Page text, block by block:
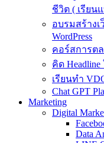
ชีวิต ( เรียน
อบรมสร้าง
WordPress
คอร์สการต
คิด
เรียนทำ
Chat GPT
Marketing
Digital
Data